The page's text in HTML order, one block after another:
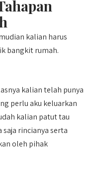
kalian harus
bangkit rumah.
kalian telah punya
perlu aku keluarkan
kalian patut tau
rincianya serta
oleh pihak